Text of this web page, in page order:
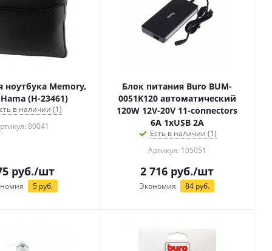
ноутбука Memory,
(H-23461)
в наличии (1)
80041
руб./шт
5руб.
Блок питания Buro BUM-
0051K120 автоматический
120W 12V-20V 11-connectors
6A 1xUSB 2A
Есть в наличии (1)
Артикул: 105051
2 716 руб./шт
Экономия 84 руб.